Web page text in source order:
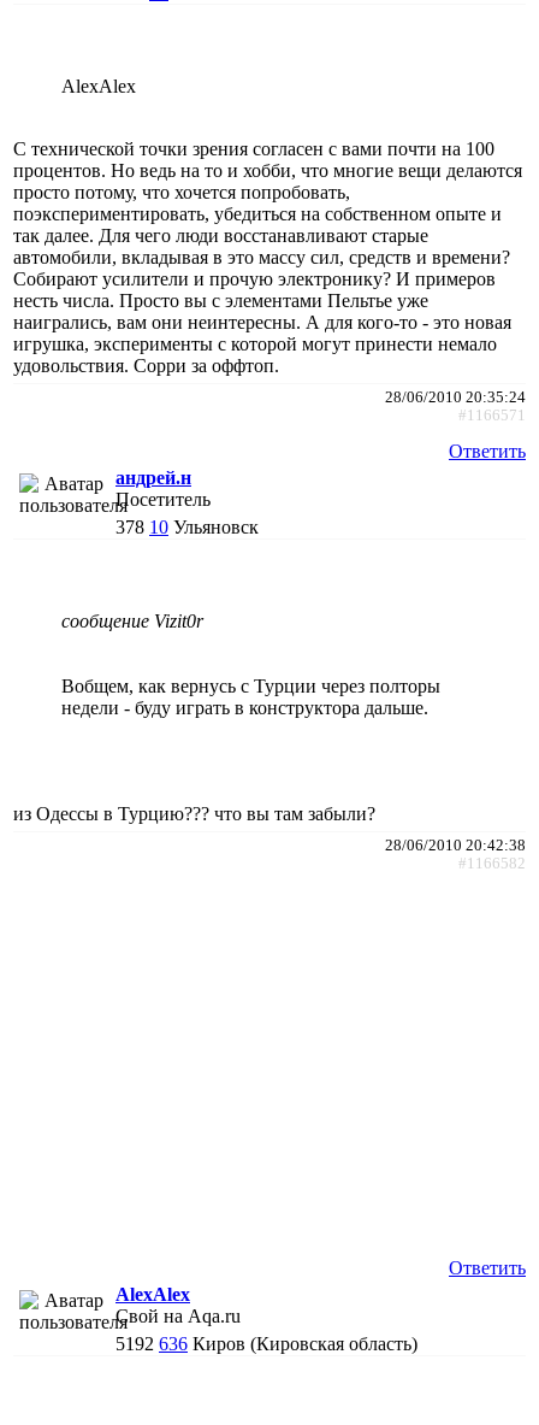
AlexAlex
C технической точки зрения согласен с вами почти на 100
процентов. Но ведь на то и хобби, что многие вещи делаются
просто потому, что хочется попробовать,
поэкспериментировать, убедиться на собственном опыте и
так далее. Для чего люди восстанавливают старые
автомобили, вкладывая в это массу сил, средств и времени?
Собирают усилители и прочую электронику? И примеров
несть числа. Просто вы с элементами Пельтье уже
наигрались, вам они неинтересны. А для кого-то - это новая
игрушка, эксперименты с которой могут принести немало
удовольствия. Сорри за оффтоп.
28/06/2010 20:35:24
#1166571
Ответить
андрей.н
Посетитель
378 10 Ульяновск
сообщение Vizit0r
Вобщем, как вернусь с Турции через полторы
недели - буду играть в конструктора дальше.
из Одессы в Турцию??? что вы там забыли?
28/06/2010 20:42:38
#1166582
Ответить
AlexAlex
Свой на Aqa.ru
5192 636 Киров (Кировская область)